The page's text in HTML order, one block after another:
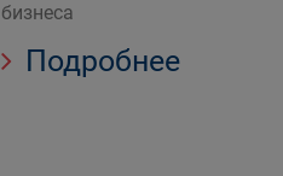
бизнеса
Подробнее